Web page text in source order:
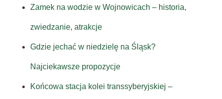
Zamek na wodzie w Wojnowicach – historia,
zwiedzanie, atrakcje
Gdzie jechać w niedzielę na Śląsk?
Najciekawsze propozycje
Końcowa stacja kolei transsyberyjskiej –